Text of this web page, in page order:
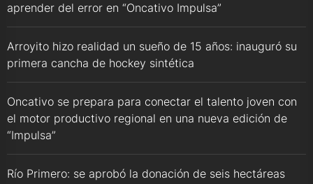
aprender del error en “Oncativo Impulsa”
Arroyito hizo realidad un sueño de 15 años: inauguró su
primera cancha de hockey sintética
Oncativo se prepara para conectar el talento joven con
el motor productivo regional en una nueva edición de
“Impulsa”
Río Primero: se aprobó la donación de seis hectáreas